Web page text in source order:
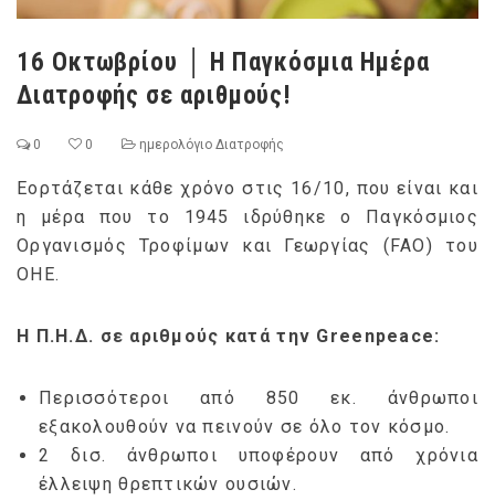
16 Οκτωβρίου │ Η Παγκόσμια Ημέρα
Διατροφής σε αριθμούς!
0 0 ημερολόγιο Διατροφής
Εορτάζεται κάθε χρόνο στις 16/10, που είναι και
η μέρα που το 1945 ιδρύθηκε ο Παγκόσμιος
Οργανισμός Τροφίμων και Γεωργίας (FAO) του
ΟΗΕ.
Η Π.Η.Δ. σε αριθμούς κατά την Greenpeace:
Περισσότεροι από 850 εκ. άνθρωποι
εξακολουθούν να πεινούν σε όλο τον κόσμο.
2 δισ. άνθρωποι υποφέρουν από χρόνια
έλλειψη θρεπτικών ουσιών.